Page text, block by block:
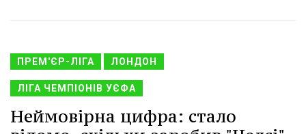
ПРЕМ'ЄР-ЛІГА ЛОНДОН
ЛІГА ЧЕМПІОНІВ УЄФА
Неймовірна цифра: стало